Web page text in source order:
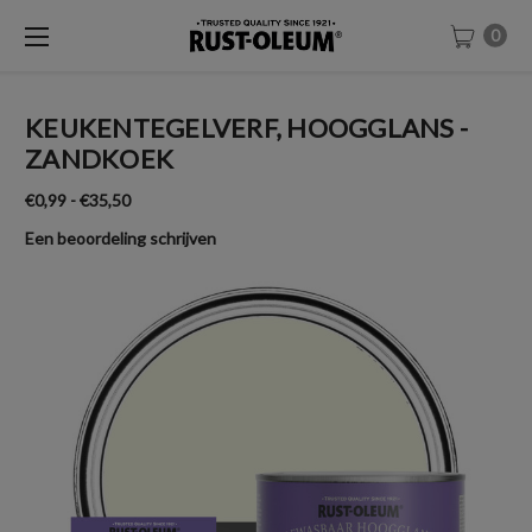
0
KEUKENTEGELVERF, HOOGGLANS -
ZANDKOEK
€0,99 - €35,50
Een beoordeling schrijven